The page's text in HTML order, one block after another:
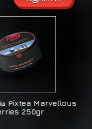
Pixtea Marvellous
250gr